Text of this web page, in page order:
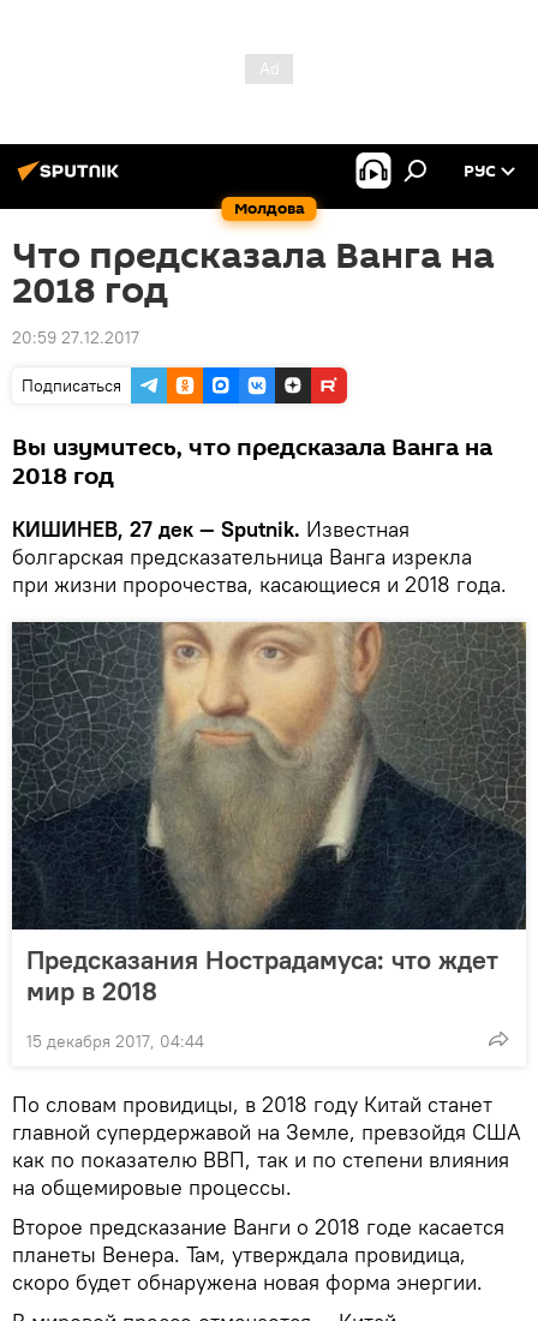
Молдова
РУС
Что предсказала Ванга на
2018 год
20:59 27.12.2017
Подписаться
Вы изумитесь, что предсказала Ванга на
2018 год
КИШИНЕВ, 27 дек — Sputnik. Известная
болгарская предсказательница Ванга изрекла
при жизни пророчества, касающиеся и 2018 года.
Предсказания Нострадамуса: что ждет
мир в 2018
15 декабря 2017, 04:44
По словам провидицы, в 2018 году Китай станет
главной супердержавой на Земле, превзойдя США
как по показателю ВВП, так и по степени влияния
на общемировые процессы.
Второе предсказание Ванги о 2018 годе касается
планеты Венера. Там, утверждала провидица,
скоро будет обнаружена новая форма энергии.